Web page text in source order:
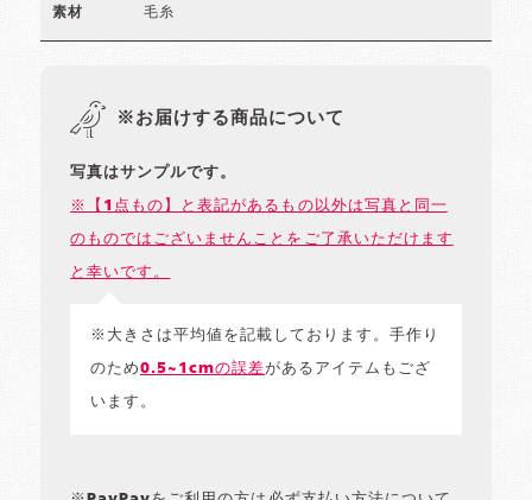
素材 毛糸
※お届けする商品について
写真はサンプルです。
※【1点もの】と表記があるもの以外は写真と同一
のものではございませんことをご了承いただけます
と幸いです。
※大きさは平均値を記載しております。手作り
のため0.5~1cmの誤差があるアイテムもござ
います。